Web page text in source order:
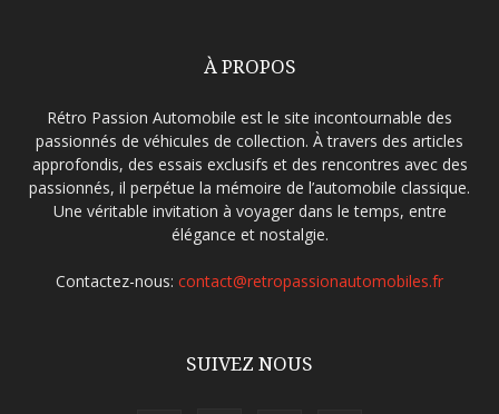
À PROPOS
Rétro Passion Automobile est le site incontournable des
passionnés de véhicules de collection. À travers des articles
approfondis, des essais exclusifs et des rencontres avec des
passionnés, il perpétue la mémoire de l’automobile classique.
Une véritable invitation à voyager dans le temps, entre
élégance et nostalgie.
Contactez-nous: contact@retropassionautomobiles.fr
SUIVEZ NOUS